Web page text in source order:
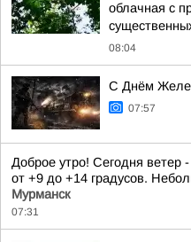
облачная с
08:04
С Днём
07:57
Доброе утро! Сегодня ветер
от +9 до +14 градусов.
Мурманск
07:31